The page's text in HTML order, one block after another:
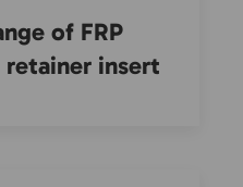
of FRP
insert